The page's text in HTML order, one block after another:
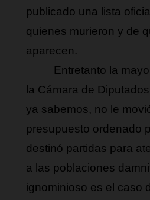
publicado una lista
quienes murieron y de
aparecen.
Entretanto la
la Cámara de
ya sabemos, no le
presupuesto ordenado
destinó partidas para
a las poblaciones
ignominioso es el caso